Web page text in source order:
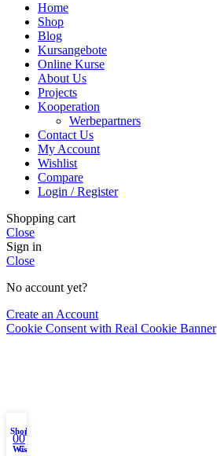
Home
Shop
Blog
Kursangebote
Online Kurse
About Us
Projects
Kooperation
Werbepartners
Contact Us
My Account
Wishlist
Compare
Login / Register
Shopping cart
Close
Sign in
Close
No account yet?
Create an Account
Shop
0
Wishlist
0
Cart
My account
Cookie Consent with Real Cookie Banner